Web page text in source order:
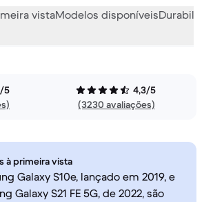
vistaModelos disponíveis
5
4,3/5
(3230 avaliações)
à primeira vista
Galaxy S10e, lançado em 2019, e
Galaxy S21 FE 5G, de 2022, são